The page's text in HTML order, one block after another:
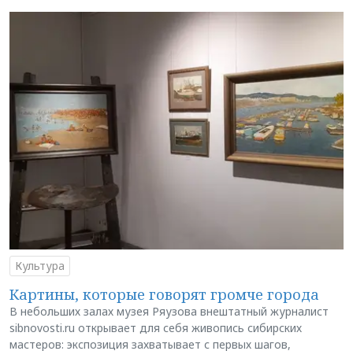
Культура
Картины, которые говорят громче города
В небольших залах музея Ряузова внештатный журналист
sibnovosti.ru открывает для себя живопись сибирских
мастеров: экспозиция захватывает с первых шагов,